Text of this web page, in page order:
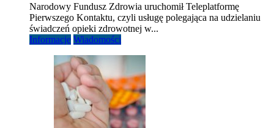
Narodowy Fundusz Zdrowia uruchomił Teleplatformę
Pierwszego Kontaktu, czyli usługę polegająca na udzielaniu
świadczeń opieki zdrowotnej w...
Informacje Wiadomości